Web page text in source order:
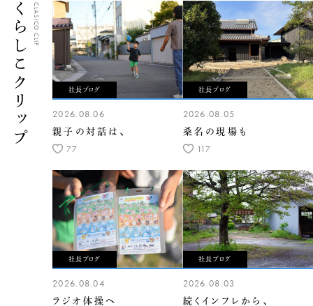
くらしこクリップCLASICO CLIP
社長ブログ
2026.08.06
親子の対話は、
77
社長ブログ
2026.08.05
桑名の現場も
117
社長ブログ
2026.08.04
ラジオ体操へ
社長ブログ
2026.08.03
続くインフレから、